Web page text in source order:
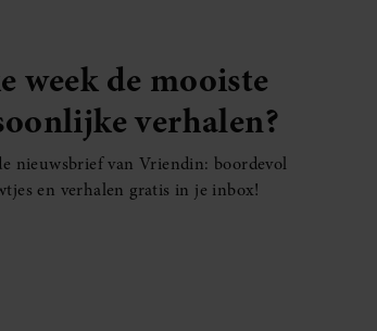
week de mooiste
verhalen?
nieuwsbrief van Vriendin: boordevol
en verhalen gratis in je inbox!